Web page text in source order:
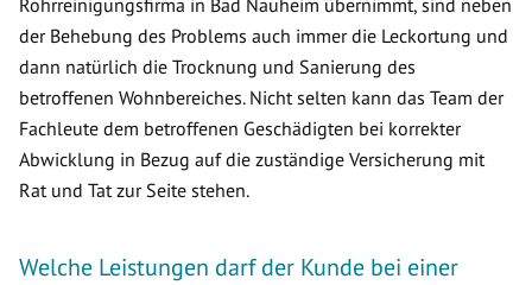
Rohrreinigungsfirma in Bad Nauheim übernimmt, sind neben
der Behebung des Problems auch immer die Leckortung und
dann natürlich die Trocknung und Sanierung des
betroffenen Wohnbereiches. Nicht selten kann das Team der
Fachleute dem betroffenen Geschädigten bei korrekter
Abwicklung in Bezug auf die zuständige Versicherung mit
Rat und Tat zur Seite stehen.
Welche Leistungen darf der Kunde bei einer